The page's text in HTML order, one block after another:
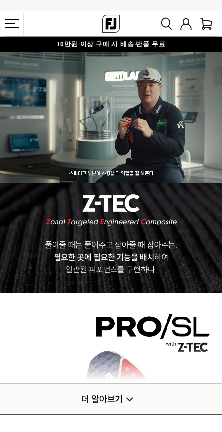
#1 SHOE IN GOLF #1 GLOVE IN GOLF
10만원 이상 구매 시 배송·반품 무료